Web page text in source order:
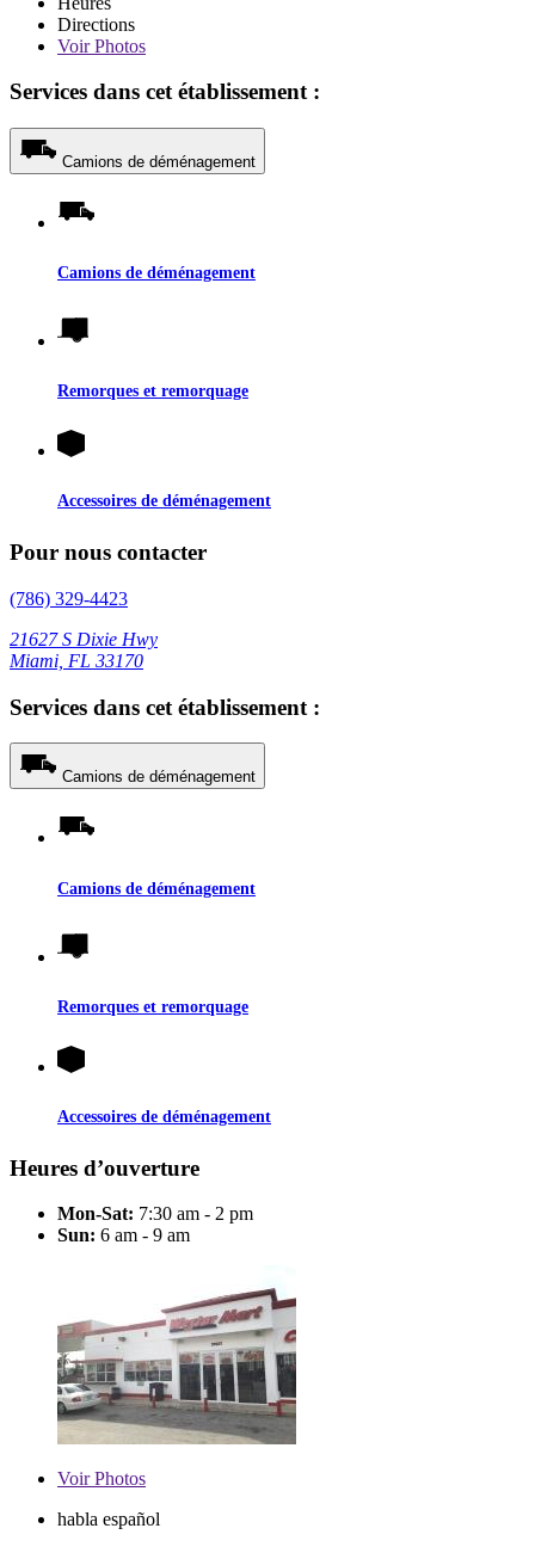
Directions
VoirPhotos
Services dans cet établissement :
Camions de déménagement
Camions de déménagement
Remorques et remorquage
Accessoires de déménagement
Pour nous contacter
(786) 329-4423
21627 S Dixie Hwy
Miami, FL 33170
Services dans cet établissement :
Camions de déménagement
Camions de déménagement
Remorques et remorquage
Accessoires de déménagement
Heures d’ouverture
Mon-Sat: 7:30 am - 2 pm
Sun: 6 am - 9 am
VoirPhotos
habla español